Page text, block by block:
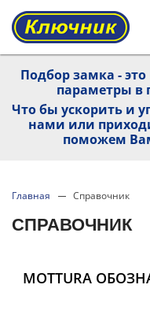
Подбор замка -
параметры в
Что бы ускорить и
нами или
поможем
Главная Справочник
СПРАВОЧНИК
MOTTURA